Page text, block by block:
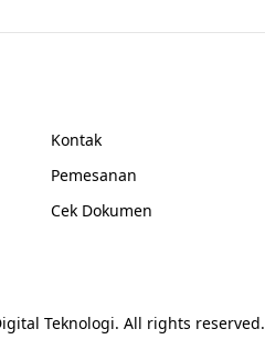
Kontak
Pemesanan
Cek Dokumen
Teknologi. All rights reserved.